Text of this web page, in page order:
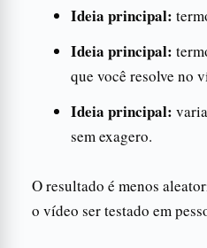
Ideia principal:
Ideia principal:
que você resolve no
Ideia principal:
sem exagero.
O resultado é menos
o vídeo ser testado em